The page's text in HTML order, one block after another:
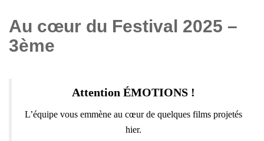
Au cœur du Festival 2025 –
3ème
Attention ÉMOTIONS !
L’équipe vous emmène au cœur de quelques films projetés
hier.